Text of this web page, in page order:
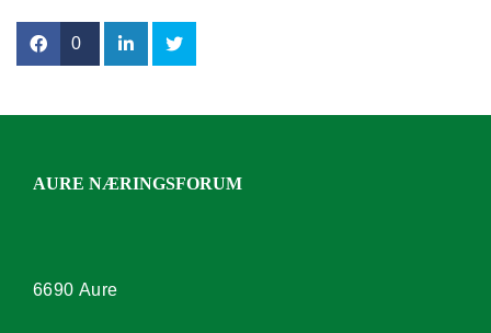
0
AURE NÆRINGSFORUM
6690 Aure